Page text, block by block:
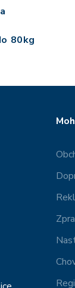
80kg